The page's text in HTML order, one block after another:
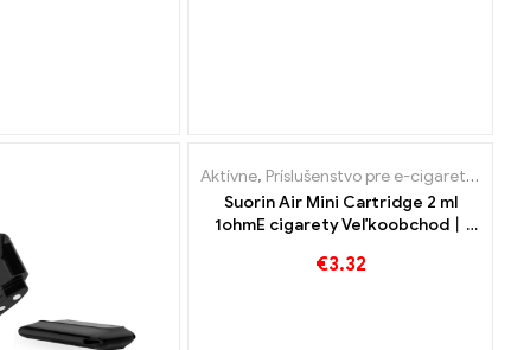
Aktívne, Príslušenstvo pre e-cigarety ,
Suorin Air Mini Cartridge 2 ml
1ohmE cigarety Veľkoobchod丨
€3.32